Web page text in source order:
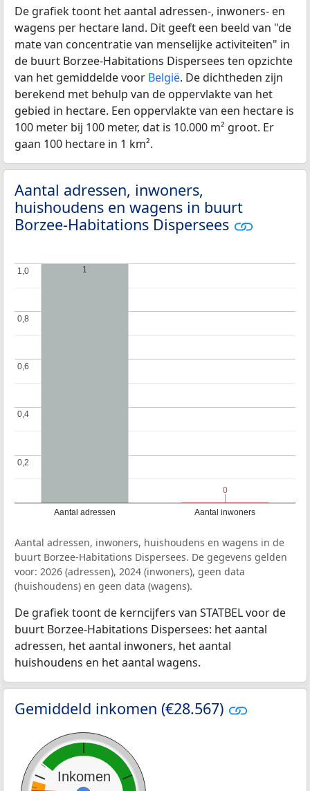
De grafiek toont het aantal adressen-, inwoners- en
wagens per hectare land. Dit geeft een beeld van "de
mate van concentratie van menselijke activiteiten" in
de buurt Borzee-Habitations Dispersees ten opzichte
van het gemiddelde voor België. De dichtheden zijn
berekend met behulp van de oppervlakte van het
gebied in hectare. Een oppervlakte van een hectare is
100 meter bij 100 meter, dat is 10.000 m² groot. Er
gaan 100 hectare in 1 km².
Aantal adressen, inwoners,
huishoudens en wagens in buurt
Borzee-Habitations Dispersees
Aantal adressen Aantal inwoners
0,2
0,2
0,4
0,4
0,6
0,6
0,8
0,8
1,0
1,0 1
0
0
Aantal adressen, inwoners, huishoudens en wagens in de
buurt Borzee-Habitations Dispersees. De gegevens gelden
voor: 2026 (adressen), 2024 (inwoners), geen data
(huishoudens) en geen data (wagens).
De grafiek toont de kerncijfers van STATBEL voor de
buurt Borzee-Habitations Dispersees: het aantal
adressen, het aantal inwoners, het aantal
huishoudens en het aantal wagens.
Gemiddeld inkomen (€28.567)
Inkomen